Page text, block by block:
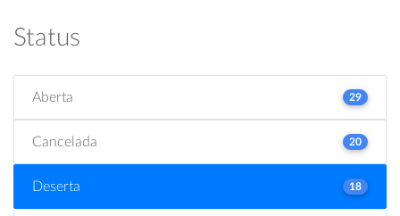
Status
Aberta 29
Cancelada 20
Deserta 18